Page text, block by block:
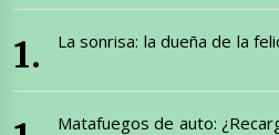
La sonrisa: la dueña de la
Matafuegos de auto: